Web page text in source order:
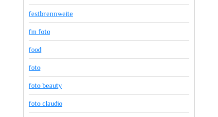
festbrennweite
fm foto
food
foto
foto beauty
foto claudio